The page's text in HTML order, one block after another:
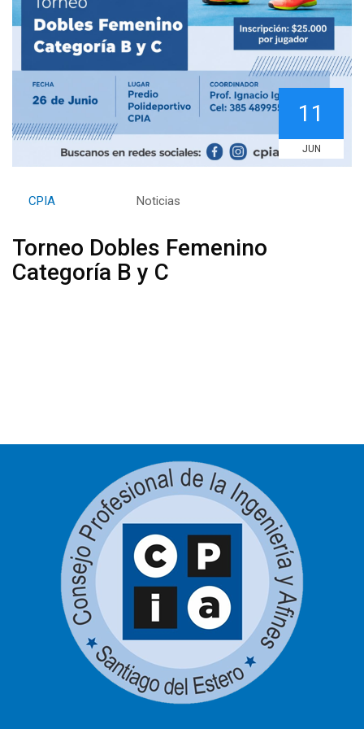
11
JUN
CPIA Noticias
Torneo Dobles Femenino
Categoría B y C